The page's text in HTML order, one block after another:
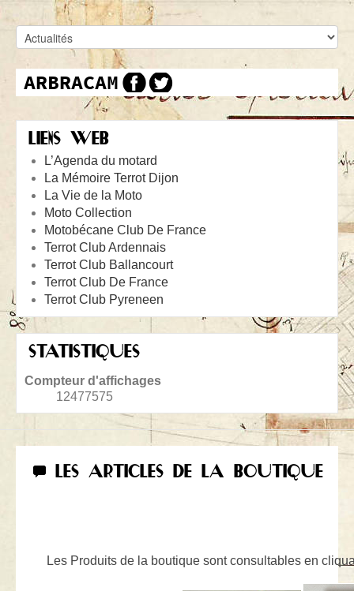
LIENS WEB
L’Agenda du motard
La Mémoire Terrot Dijon
La Vie de la Moto
Moto Collection
Motobécane Club De France
Terrot Club Ardennais
Terrot Club Ballancourt
Terrot Club De France
Terrot Club Pyreneen
STATISTIQUES
Compteur d'affichages
12477575
LES ARTICLES DE LA BOUTIQUE
Les Produits de la boutique sont consultables en